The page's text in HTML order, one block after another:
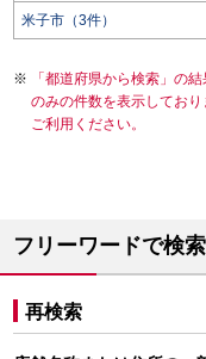
米子市（3件）
「都道府県から検索」の
のみの件数を表示してお
ご利用ください。
フリーワードで検索
再検索